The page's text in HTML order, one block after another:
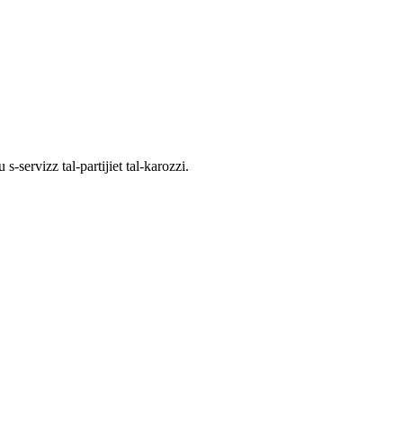
servizz tal-partijiet tal-karozzi.